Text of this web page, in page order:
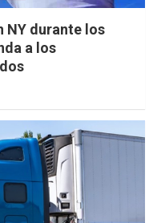
NY durante los
a los